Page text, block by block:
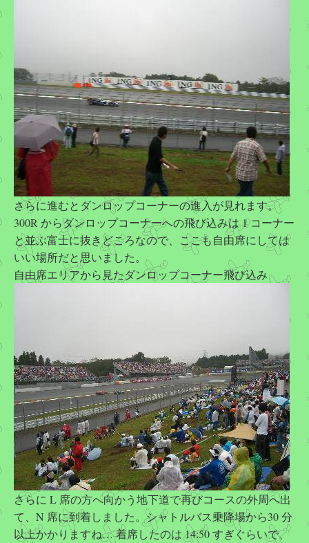
さらに進むとダンロップコーナーの進入が見れます。
300R からダンロップコーナーへの飛び込みは 1 コーナー
と並ぶ富士に抜きどころなので、ここも自由席にしては
いい場所だと思いました。
自由席エリアから見たダンロップコーナー飛び込み
さらに L 席の方へ向かう地下道で再びコースの外周へ出
て、N 席に到着しました。シャトルバス乗降場から30 分
以上かかりますね… 着席したのは 14:50 すぎぐらいで、